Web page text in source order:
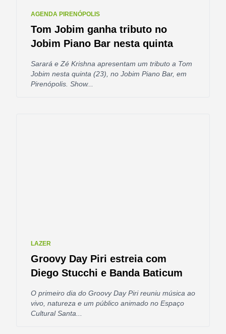
AGENDA PIRENÓPOLIS
Tom Jobim ganha tributo no
Jobim Piano Bar nesta quinta
Sarará e Zé Krishna apresentam um tributo a Tom
Jobim nesta quinta (23), no Jobim Piano Bar, em
Pirenópolis. Show...
LAZER
Groovy Day Piri estreia com
Diego Stucchi e Banda Baticum
O primeiro dia do Groovy Day Piri reuniu música ao
vivo, natureza e um público animado no Espaço
Cultural Santa...